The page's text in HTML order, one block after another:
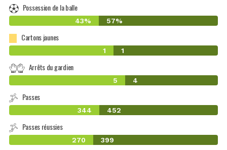
Possession de la balle
43% 57%
Cartons jaunes
1 1
Arrêts du gardien
5 4
Passes
344 452
Passes réussies
270 399